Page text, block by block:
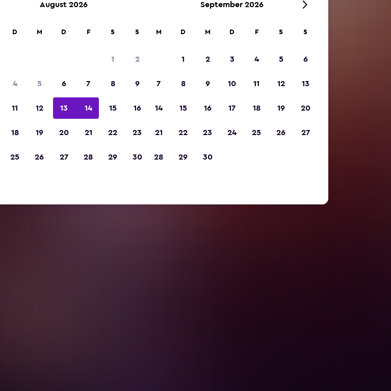
August 2026
D M D F S S
1 2
4 5 6 7 8 9
11 12 13 14 15 16
18 19 20 21 22 23
25 26 27 28 29 30
September 2026
M D M D F S S
1 2 3 4 5 6
7 8 9 10 11 12 13
14 15 16 17 18 19 20
21 22 23 24 25 26 27
28 29 30